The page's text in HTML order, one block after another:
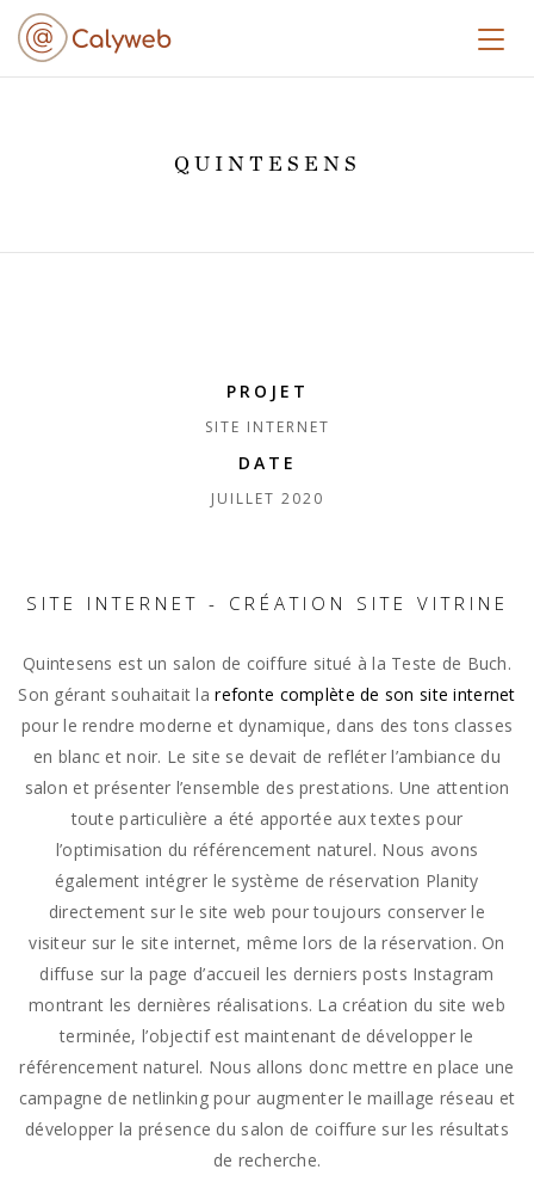
QUINTESENS
PROJET
SITE INTERNET
DATE
JUILLET 2020
SITE INTERNET - CRÉATION SITE VITRINE
Quintesens est un salon de coiffure situé à la Teste de Buch.
Son gérant souhaitait larefonte complète de son site internet
pour le rendre moderne et dynamique, dans des tons classes
en blanc et noir. Le site se devait de refléter l’ambiance du
salon et présenter l’ensemble des prestations. Une attention
toute particulière a été apportée aux textes pour
l’optimisation du référencement naturel. Nous avons
également intégrer le système de réservation Planity
directement sur le site web pour toujours conserver le
visiteur sur le site internet, même lors de la réservation. On
diffuse sur la page d’accueil les derniers posts Instagram
montrant les dernières réalisations. La création du site web
terminée, l’objectif est maintenant de développer le
référencement naturel. Nous allons donc mettre en place une
campagne de netlinking pour augmenter le maillage réseau et
développer la présence du salon de coiffure sur les résultats
de recherche.